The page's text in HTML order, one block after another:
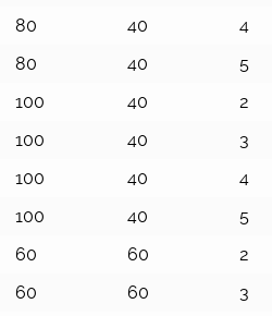
80 40
4
80 40
5
100 40
2
100 40
3
100 40
4
100 40
5
60 60
2
60 60
3